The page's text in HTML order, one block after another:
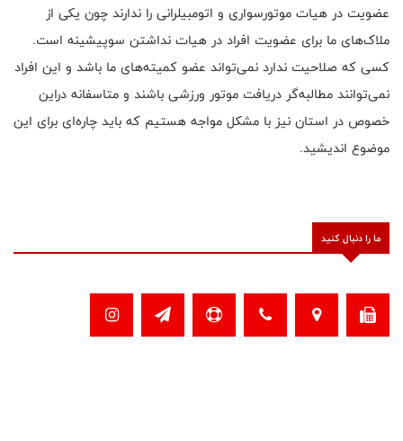
عضویت در هیات موتورسواری و اتومبیلرانی را ندارند چون یکی از
ملاک‌های ما برای عضویت افراد در هیات نداشتن سوپیشینه است.
کسی که صلاحیت ندارد نمی‌تواند عضو کمیته‌های ما باشد و این افراد
نمی‌توانند مطالبه‌گر دریافت موتور ورزشی باشند و متاسفانه دراین
خصوص در استان نیز با مشکل مواجه هستیم که باید چاره‌ای برای این
موضوع اندیشید.
ما را دنبال کنید